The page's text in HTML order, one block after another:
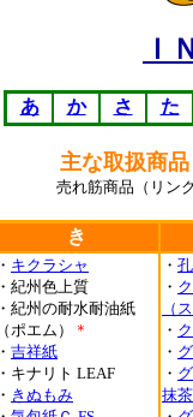
Ｉ
あ か さ た
主な取扱商
売れ筋商品（リン
き
・ キクラシャ
・紀州色上質
・紀州の耐水耐油紙
（ポエム）
＊
・ 吉祥紙
・キナリト LEAF
・ きぬもみ
・
・
（
・
・
・
抹茶